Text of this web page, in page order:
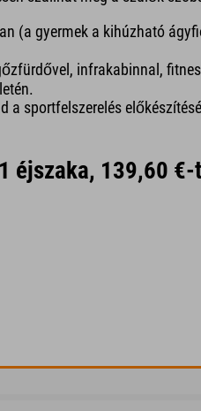
(a gyermek a kihúzható
infrakabinnal,
a sportfelszerelés
1 éjszaka, 139,60